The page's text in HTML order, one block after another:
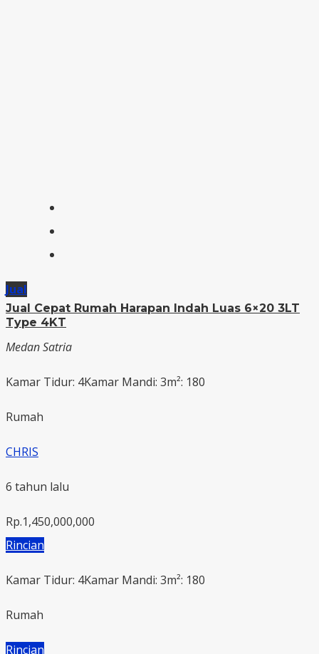
Jual
Jual Cepat Rumah Harapan Indah Luas 6×20 3LT
Type 4KT
Medan Satria
Kamar Tidur: 4Kamar Mandi: 3m²: 180
Rumah
CHRIS
6 tahun lalu
Rp.1,450,000,000
Rincian
Kamar Tidur: 4Kamar Mandi: 3m²: 180
Rumah
Rincian